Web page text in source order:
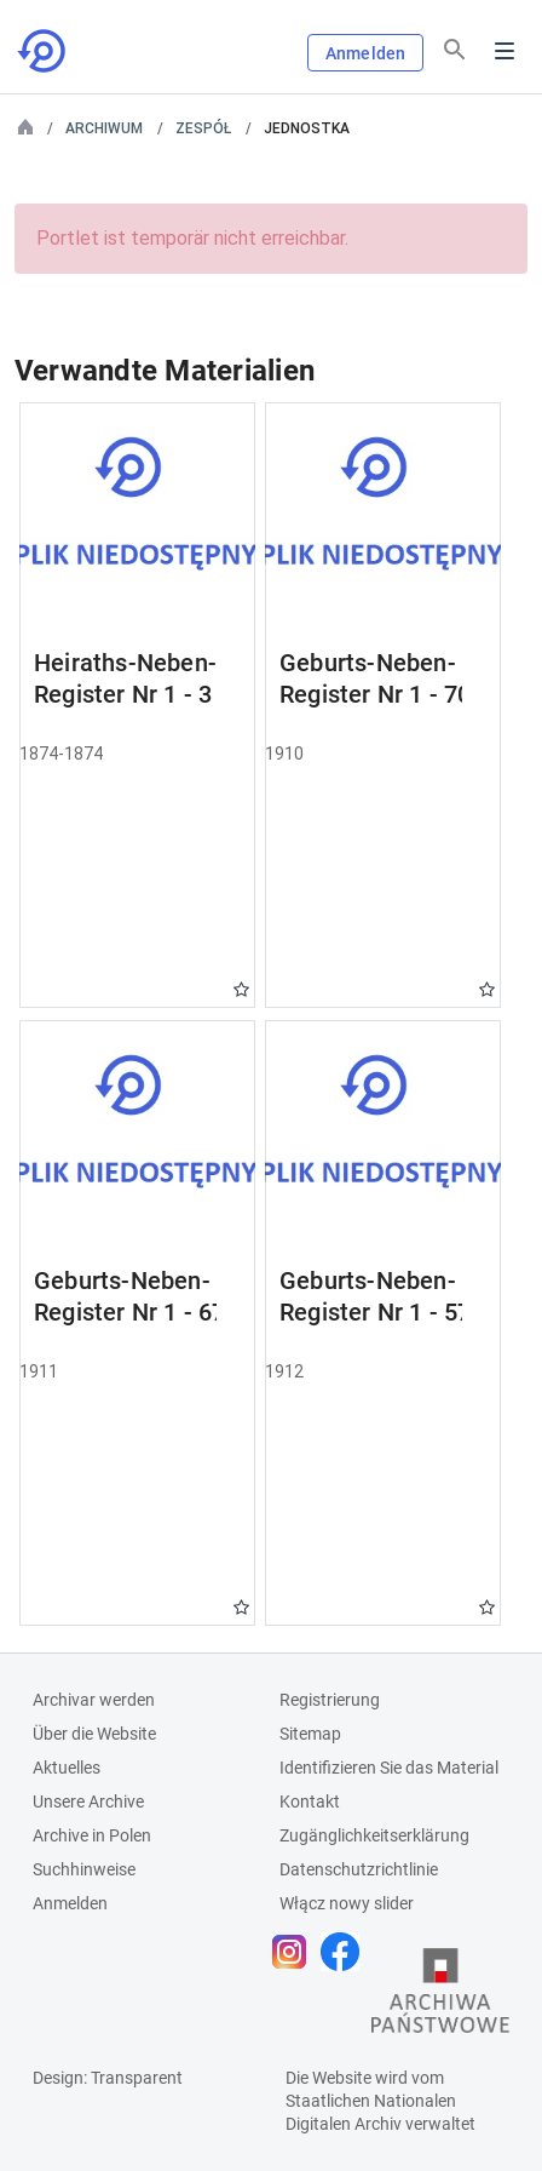
Anmelden
ARCHIWUM ZESPÓŁ JEDNOSTKA
Portlet ist temporär nicht erreichbar.
Verwandte Materialien
Heiraths-Neben-
Register Nr 1 - 3
1874-1874
Geburts-Neben-
Register Nr 1 - 70
1910
Geburts-Neben-
Register Nr 1 - 67
1911
Geburts-Neben-
Register Nr 1 - 57
1912
Archivar werden
Über die Website
Aktuelles
Unsere Archive
Archive in Polen
Suchhinweise
Anmelden
Registrierung
Sitemap
Identifizieren Sie das Material
Kontakt
Zugänglichkeitserklärung
Datenschutzrichtlinie
Włącz nowy slider
Design: Transparent
Die Website wird vom
Staatlichen Nationalen
Digitalen Archivverwaltet